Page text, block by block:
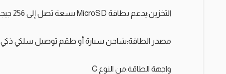
التخزين:يدعم بطاقة MicroSD بسعة تصل إلى 256 جيجابايت
مصدر الطاقة:شاحن سيارة أو طقم توصيل سلكي ذكي
واجهة الطاقة:من النوع C